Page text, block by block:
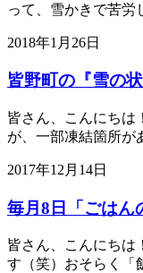
って、雪かきで苦
2018年1月26日
皆野町の『雪の
皆さん、こんにち
が、一部凍結箇所
2017年12月14日
毎月8日「ごはん
皆さん、こんにちは
す（笑）おそらく